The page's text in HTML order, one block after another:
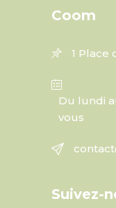
Coom
1 Place
Du lundi
vous
Suivez-